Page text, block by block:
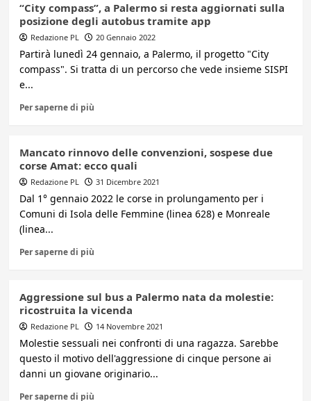
“City compass”, a Palermo si resta aggiornati sulla
posizione degli autobus tramite app
Redazione PL 20 Gennaio 2022
Partirà lunedì 24 gennaio, a Palermo, il progetto "City
compass". Si tratta di un percorso che vede insieme SISPI
e...
Per saperne di più
Mancato rinnovo delle convenzioni, sospese due
corse Amat: ecco quali
Redazione PL 31 Dicembre 2021
Dal 1° gennaio 2022 le corse in prolungamento per i
Comuni di Isola delle Femmine (linea 628) e Monreale
(linea...
Per saperne di più
Aggressione sul bus a Palermo nata da molestie:
ricostruita la vicenda
Redazione PL 14 Novembre 2021
Molestie sessuali nei confronti di una ragazza. Sarebbe
questo il motivo dell'aggressione di cinque persone ai
danni un giovane originario...
Per saperne di più